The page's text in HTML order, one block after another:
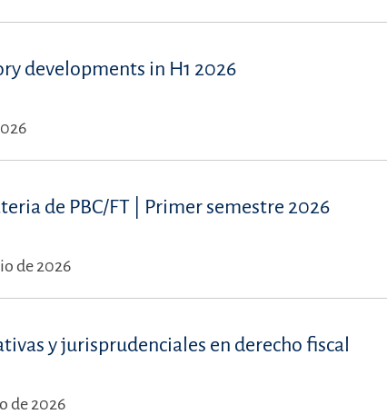
developments in H1 2026
de PBC/FT | Primer semestre 2026
de 2026
y jurisprudenciales en derecho fiscal
de 2026